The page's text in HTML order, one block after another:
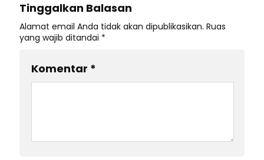
Tinggalkan Balasan
Alamat email Anda tidak akan dipublikasikan. Ruas
yang wajib ditandai *
Komentar *